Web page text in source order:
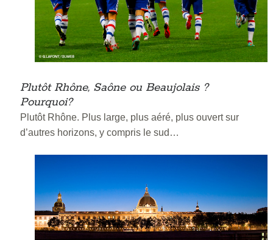
Plutôt Rhône, Saône ou Beaujolais ?
Pourquoi?
Plutôt Rhône. Plus large, plus aéré, plus ouvert sur
d’autres horizons, y compris le sud…